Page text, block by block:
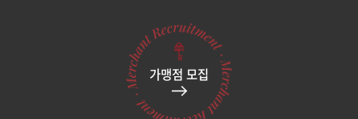
가맹점 모집